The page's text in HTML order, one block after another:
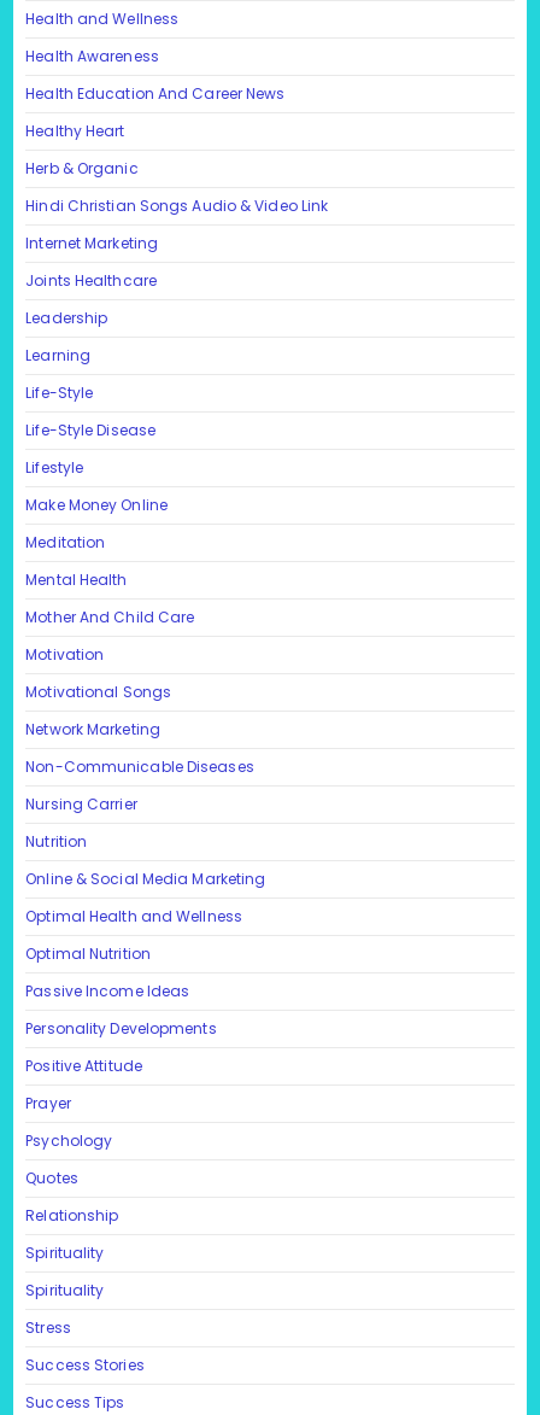
Health and Wellness
Health Awareness
Health Education And Career News
Healthy Heart
Herb & Organic
Hindi Christian Songs Audio & Video Link
Internet Marketing
Joints Healthcare
Leadership
Learning
Life-Style
Life-Style Disease
Lifestyle
Make Money Online
Meditation
Mental Health
Mother And Child Care
Motivation
Motivational Songs
Network Marketing
Non-Communicable Diseases
Nursing Carrier
Nutrition
Online & Social Media Marketing
Optimal Health and Wellness
Optimal Nutrition
Passive Income Ideas
Personality Developments
Positive Attitude
Prayer
Psychology
Quotes
Relationship
Spirituality
Spirituality
Stress
Success Stories
Success Tips